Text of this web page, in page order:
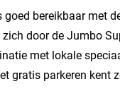
bereikbaar met
door de Jumbo
met lokale
gratis parkeren kent